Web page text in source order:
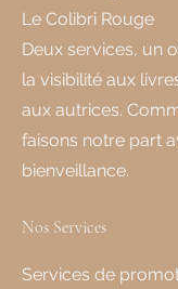
Le Colibri Rouge
Deux services, un
la visibilité aux
aux autrices.
faisons notre part
bienveillance.
Nos Services
Services de